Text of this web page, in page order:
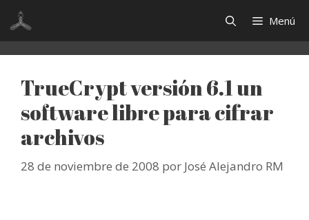
Saltar
contenido
Menú
TrueCrypt versión 6.1 un
software libre para cifrar
archivos
28 de noviembre de 2008 por José Alejandro RM